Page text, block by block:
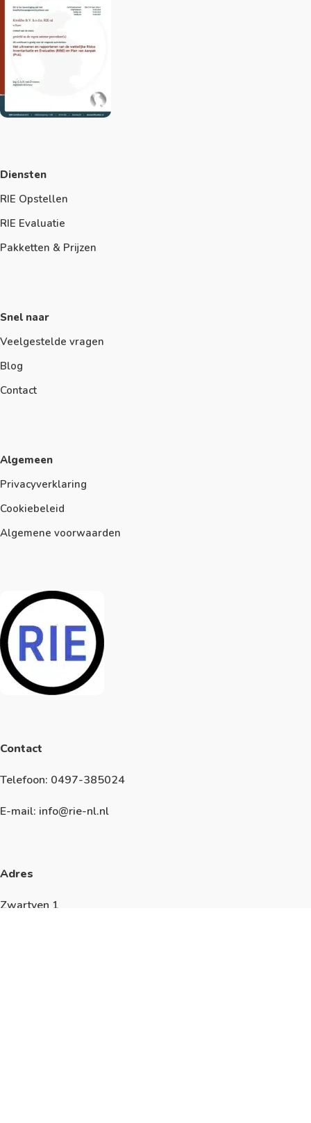
Diensten
RIE Opstellen
RIE Evaluatie
Pakketten & Prijzen
Snel naar
Veelgestelde vragen
Blog
Contact
Algemeen
Privacyverklaring
Cookiebeleid
Algemene voorwaarden
Contact
Telefoon: 0497-385024
E-mail: info@rie-nl.nl
Adres
Zwartven 1